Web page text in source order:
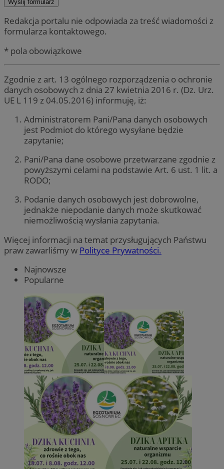
Redakcja portalu nie odpowiada za treść wiadomości z
formularza kontaktowego.
* pola obowiązkowe
Zgodnie z art. 13 ogólnego rozporządzenia o ochronie
danych osobowych z dnia 27 kwietnia 2016 r. (Dz. Urz.
UE L 119 z 04.05.2016) informuję, iż:
Administratorem Pani/Pana danych osobowych
jest Podmiot do którego wysyłane będzie
zapytanie;
Pani/Pana dane osobowe przetwarzane zgodnie z
powyższymi celami na podstawie Art. 6 ust. 1 lit. a
RODO;
Podanie danych osobowych jest dobrowolne,
jednakże niepodanie danych może skutkować
niemożliwością wysłania zapytania.
Więcej informacji na temat przysługujących Państwu
praw zawarliśmy w Polityce Prywatności.
Najnowsze
Popularne